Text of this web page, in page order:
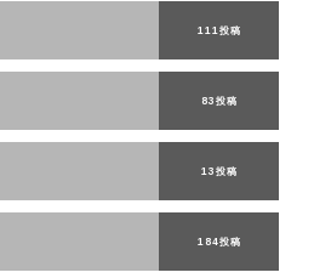
111投稿
83投稿
13投稿
184投稿